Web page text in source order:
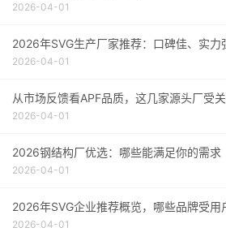
2026-04-01
2026年SVG生产厂家推荐：口碑佳、实力
2026-04-01
从市场反馈看APF品质，这几家源头厂受
2026-04-01
2026钢结构厂优选：哪些能满足你的需求
2026-04-01
2026年SVG企业推荐概览，哪些品牌受用
2026-04-01